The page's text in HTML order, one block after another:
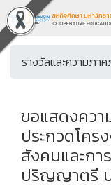
รางวัลและความภาค
ขอแสดงควา
ประกวดโคร
สังคมและกา
ปริญญาตรี